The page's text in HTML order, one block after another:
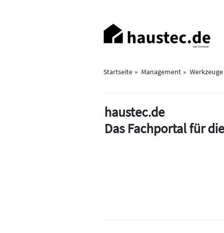
Haupt-
Navigation
Startseite Management
Werkzeuge
haustec.de
Das Fachportal für